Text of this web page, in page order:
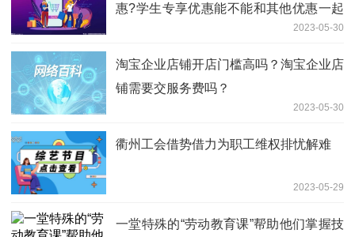
惠?学生专享优惠能不能和其他优惠一起
2023-05-30
淘宝企业店铺开店门槛高吗？淘宝企业店
铺需要交服务费吗？
2023-05-30
衢州工会借势借力为职工维权排忧解难
2023-05-29
一堂特殊的“劳动教育课”帮助他们掌握技